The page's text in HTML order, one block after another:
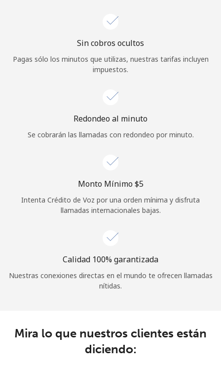
¡Hola!
REGÍSTRATE →
Sin cobros ocultos
Pagas sólo los minutos que utilizas, nuestras tarifas incluyen
impuestos.
Redondeo al minuto
Se cobrarán las llamadas con redondeo por minuto.
Monto Mínimo ⁦$5⁩
Intenta Crédito de Voz por una orden mínima y disfruta
llamadas internacionales bajas.
Calidad 100% garantizada
Nuestras conexiones directas en el mundo te ofrecen llamadas
nítidas.
Mira lo que nuestros clientes están
diciendo: